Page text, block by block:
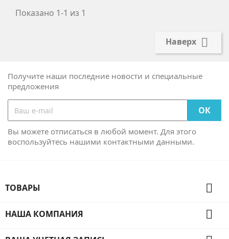
Показано 1-1 из 1
Наверх 
Получите наши последние новости и специальные
предложения
Вы можете отписаться в любой момент. Для этого
воспользуйтесь нашими контактными данными.
ТОВАРЫ 
НАША КОМПАНИЯ 